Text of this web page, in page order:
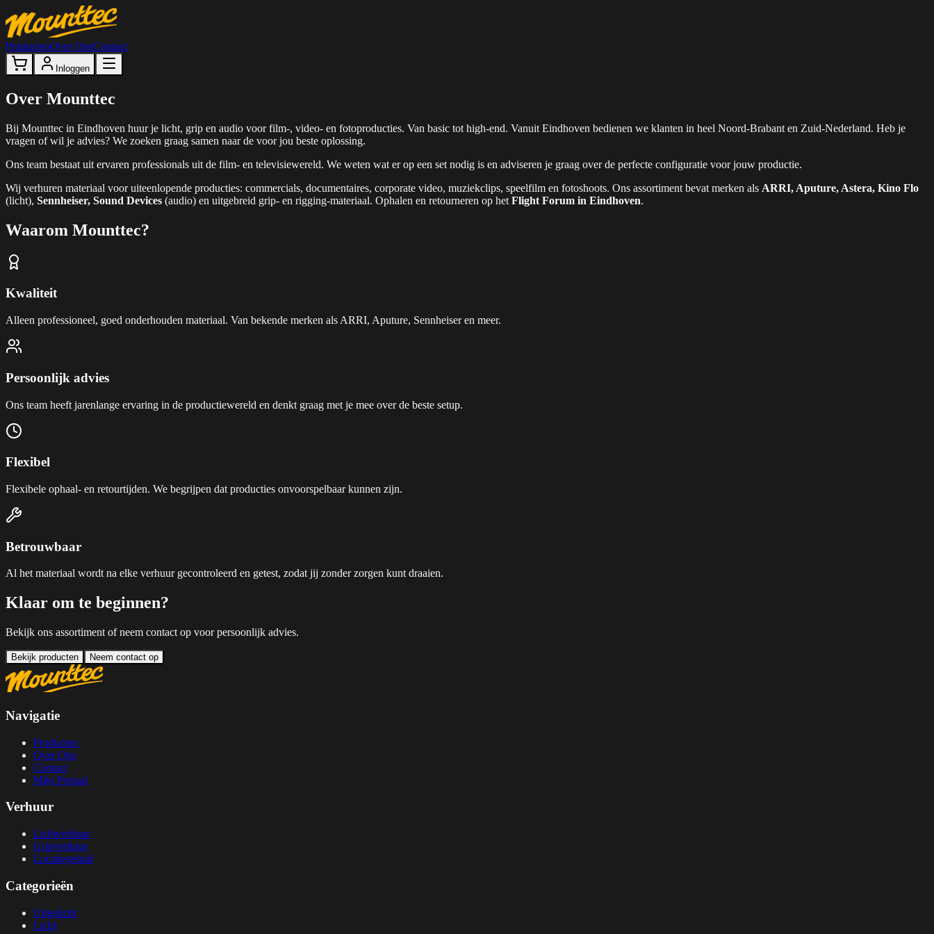
ProductenOver OnsContact
Inloggen
Over Mounttec
Bij Mounttec in Eindhoven huur je licht, grip en audio voor film-, video- en fotoproducties. Van basic tot high-end. Vanuit Eindhoven bedienen we klanten in heel Noord-Brabant en Zuid-Nederland. Heb je
vragen of wil je advies? We zoeken graag samen naar de voor jou beste oplossing.
Ons team bestaat uit ervaren professionals uit de film- en televisiewereld. We weten wat er op een set nodig is en adviseren je graag over de perfecte configuratie voor jouw productie.
Wij verhuren materiaal voor uiteenlopende producties: commercials, documentaires, corporate video, muziekclips, speelfilm en fotoshoots. Ons assortiment bevat merken als ARRI, Aputure, Astera, Kino Flo
(licht), Sennheiser, Sound Devices (audio) en uitgebreid grip- en rigging-materiaal. Ophalen en retourneren op het Flight Forum in Eindhoven.
Waarom Mounttec?
Kwaliteit
Alleen professioneel, goed onderhouden materiaal. Van bekende merken als ARRI, Aputure, Sennheiser en meer.
Persoonlijk advies
Ons team heeft jarenlange ervaring in de productiewereld en denkt graag met je mee over de beste setup.
Flexibel
Flexibele ophaal- en retourtijden. We begrijpen dat producties onvoorspelbaar kunnen zijn.
Betrouwbaar
Al het materiaal wordt na elke verhuur gecontroleerd en getest, zodat jij zonder zorgen kunt draaien.
Klaar om te beginnen?
Bekijk ons assortiment of neem contact op voor persoonlijk advies.
Bekijk producten Neem contact op
Navigatie
Producten
Over Ons
Contact
Mijn Portaal
Verhuur
Lichtverhuur
Gripverhuur
Locatiegeluid
Categorieën
Uitgelicht
Licht